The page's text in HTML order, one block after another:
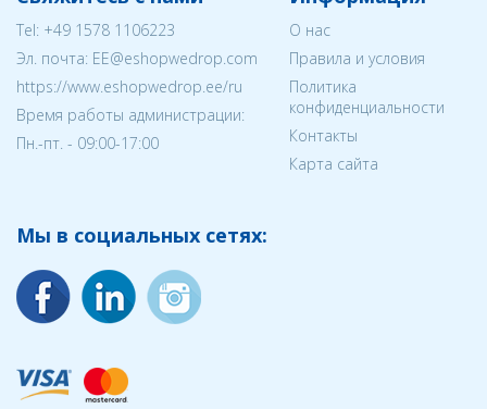
Tel: +49 1578 1106223
Эл. почта: EE@eshopwedrop.com
https://www.eshopwedrop.ee/ru
Время работы администрации:
Пн.-пт. - 09:00-17:00
О нас
Правила и условия
Политика
конфиденциальности
Контакты
Карта сайта
Мы в социальных сетях: